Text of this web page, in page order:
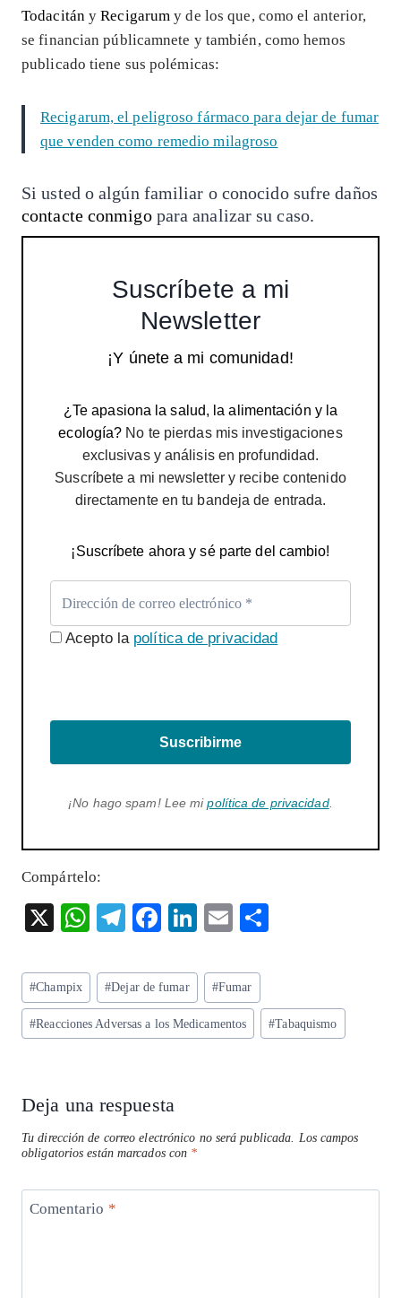
TodacitányRecigarumy de los que, como el anterior,
se financian públicamnete y también, como hemos
publicado tiene sus polémicas:
Recigarum, el peligroso fármaco para dejar de fumar
que venden como remedio milagroso
Si usted o algún familiar o conocido sufre daños
contacte conmigopara analizar su caso.
Suscríbete a mi
Newsletter
¡Y únete a mi comunidad!
¿Te apasiona la salud, la alimentación y la
ecología? No te pierdas mis investigaciones
exclusivas y análisis en profundidad.
Suscríbete a mi newsletter y recibe contenido
directamente en tu bandeja de entrada.
¡Suscríbete ahora y sé parte del cambio!
Acepto la política de privacidad
Suscribirme
¡No hago spam! Lee mipolítica de privacidad.
Compártelo:
X
W
ts
A
p
T
eg
ra
m
F
eb
o
o
Li
ke
dI
n
E
ai
l
Etiquetas
de
la
#Champix #Dejar de fumar #Fumar
#Reacciones Adversas a los Medicamentos #Tabaquismo
Deja una respuesta
Tu dirección de correo electrónico no será publicada.
Los campos
obligatorios están marcados con *
Comentario *